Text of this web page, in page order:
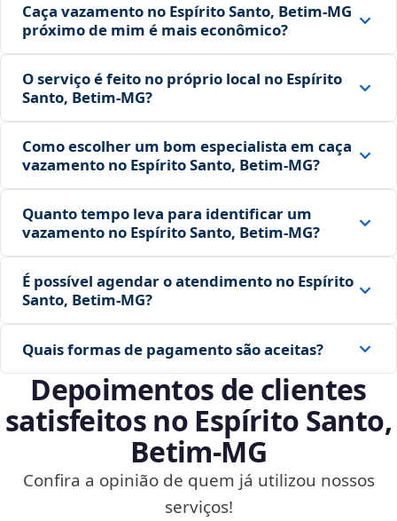
Caça vazamento no Espírito Santo, Betim‑MG
próximo de mim é mais econômico?
O serviço é feito no próprio local no Espírito
Santo, Betim‑MG?
Como escolher um bom especialista em caça
vazamento no Espírito Santo, Betim‑MG?
Quanto tempo leva para identificar um
vazamento no Espírito Santo, Betim‑MG?
É possível agendar o atendimento no Espírito
Santo, Betim‑MG?
Quais formas de pagamento são aceitas?
Depoimentos de clientes
satisfeitos no Espírito Santo,
Betim‑MG
Confira a opinião de quem já utilizou nossos
serviços!